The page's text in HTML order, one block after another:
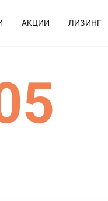
АКЦИИ ЛИЗИНГ